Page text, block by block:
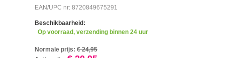
EAN/UPC nr: 8720849675291
Beschikbaarheid:
Op voorraad, verzending binnen 24 uur
Normale prijs: € 24,95